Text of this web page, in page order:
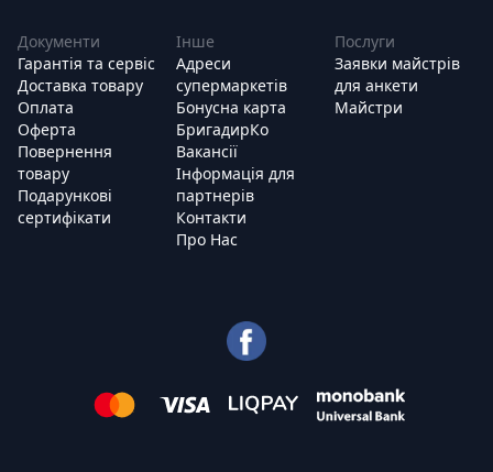
Документи
Гарантія та сервіс
Доставка товару
Оплата
Оферта
Повернення
товару
Подарункові
сертифікати
Інше
Адреси
супермаркетів
Бонусна карта
БригадирКо
Вакансії
Інформація для
партнерів
Контакти
Про Нас
Послуги
Заявки майстрів
для анкети
Майстри